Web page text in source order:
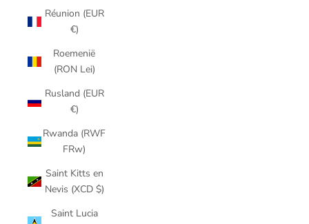
Réunion (EUR
€)
Roemenië
(RON Lei)
Rusland (EUR
€)
Rwanda (RWF
FRw)
Saint Kitts en
Nevis (XCD $)
Saint Lucia